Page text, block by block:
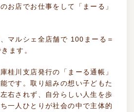
お店でお仕事をして「まーる」
マルシェ全店舗で 100まーる＝
ます。
桂川支店発行の「まーる通帳」
です。取り組みの想い子どもた
右されず、自分らしい人生を歩
一人ひとりが社会の中で主体的